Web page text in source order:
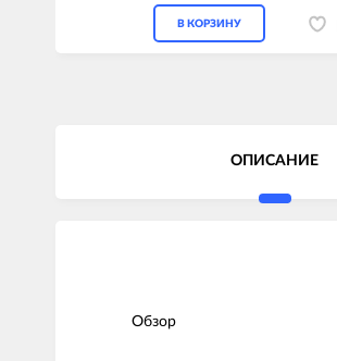
В КОРЗИНУ
ОПИСАНИЕ
Обзор